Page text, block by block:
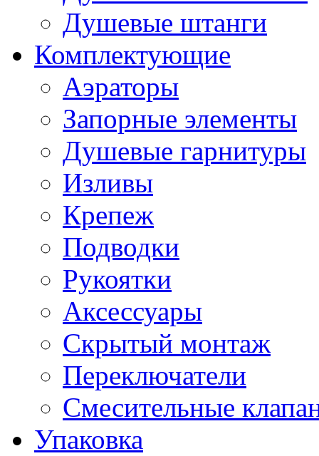
Душевые штанги
Комплектующие
Аэраторы
Запорные элементы
Душевые гарнитуры
Изливы
Крепеж
Подводки
Рукоятки
Аксессуары
Скрытый монтаж
Переключатели
Смесительные
Упаковка